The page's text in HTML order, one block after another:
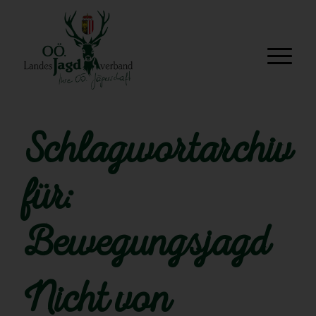
Schlagwortarchiv
für:
Bewegungsjagd
Nicht von